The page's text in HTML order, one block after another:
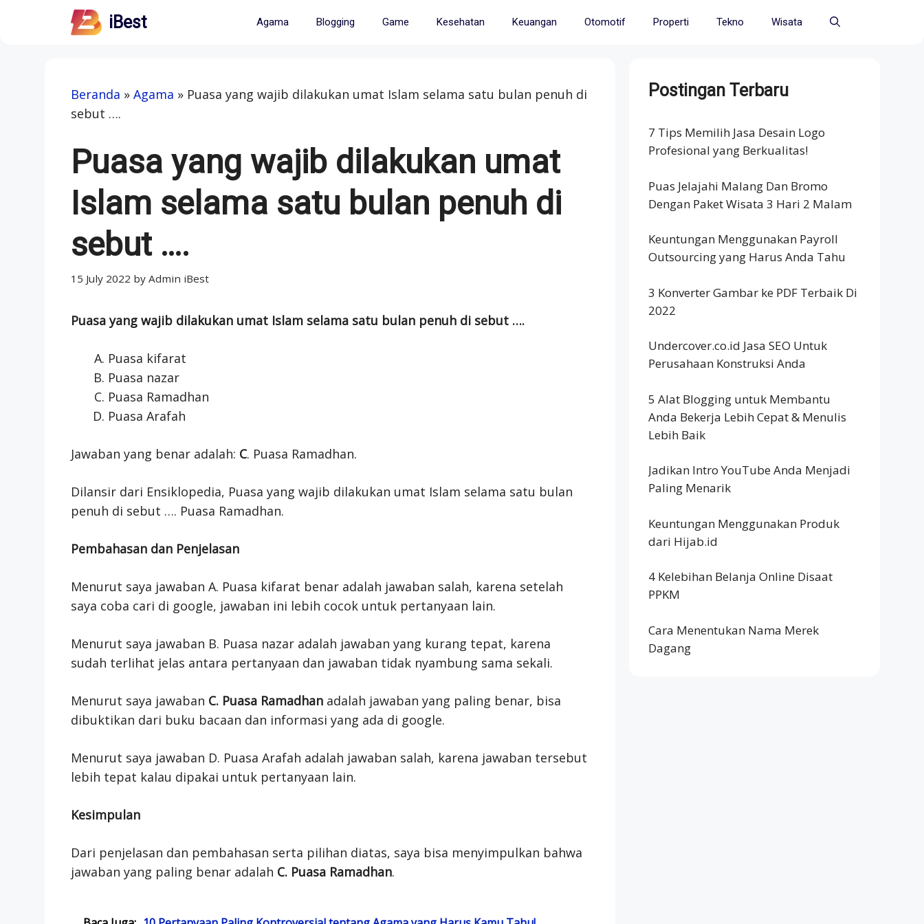
iBest Agama Blogging Game Kesehatan Keuangan Otomotif Properti Tekno Wisata
Beranda » Agama » Puasa yang wajib dilakukan umat Islam selama satu bulan penuh di
sebut ….
Puasa yang wajib dilakukan umat
Islam selama satu bulan penuh di
sebut ….
15 July 2022 by Admin iBest
Puasa yang wajib dilakukan umat Islam selama satu bulan penuh di sebut ….
Puasa kifarat
Puasa nazar
Puasa Ramadhan
Puasa Arafah
Jawaban yang benar adalah: C. Puasa Ramadhan.
Dilansir dari Ensiklopedia, Puasa yang wajib dilakukan umat Islam selama satu bulan
penuh di sebut …. Puasa Ramadhan.
Pembahasan dan Penjelasan
Menurut saya jawaban A. Puasa kifarat benar adalah jawaban salah, karena setelah
saya coba cari di google, jawaban ini lebih cocok untuk pertanyaan lain.
Menurut saya jawaban B. Puasa nazar adalah jawaban yang kurang tepat, karena
sudah terlihat jelas antara pertanyaan dan jawaban tidak nyambung sama sekali.
Menurut saya jawaban C. Puasa Ramadhanadalah jawaban yang paling benar, bisa
dibuktikan dari buku bacaan dan informasi yang ada di google.
Menurut saya jawaban D. Puasa Arafah adalah jawaban salah, karena jawaban tersebut
lebih tepat kalau dipakai untuk pertanyaan lain.
Kesimpulan
Dari penjelasan dan pembahasan serta pilihan diatas, saya bisa menyimpulkan bahwa
jawaban yang paling benar adalah C. Puasa Ramadhan.
Postingan Terbaru
7 Tips Memilih Jasa Desain Logo
Profesional yang Berkualitas!
Puas Jelajahi Malang Dan Bromo
Dengan Paket Wisata 3 Hari 2 Malam
Keuntungan Menggunakan Payroll
Outsourcing yang Harus Anda Tahu
3 Konverter Gambar ke PDF Terbaik Di
2022
Undercover.co.id Jasa SEO Untuk
Perusahaan Konstruksi Anda
5 Alat Blogging untuk Membantu
Anda Bekerja Lebih Cepat & Menulis
Lebih Baik
Jadikan Intro YouTube Anda Menjadi
Paling Menarik
Keuntungan Menggunakan Produk
dari Hijab.id
4 Kelebihan Belanja Online Disaat
PPKM
Cara Menentukan Nama Merek
Dagang